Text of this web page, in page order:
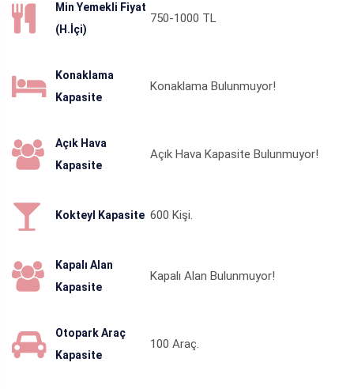
Min Yemekli Fiyat
(H.İçi)
750-1000 TL
Konaklama
Kapasite
Konaklama Bulunmuyor!
Açık Hava
Kapasite
Açık Hava Kapasite Bulunmuyor!
Kokteyl Kapasite 600 Kişi.
Kapalı Alan
Kapasite
Kapalı Alan Bulunmuyor!
Otopark Araç
Kapasite
100 Araç.